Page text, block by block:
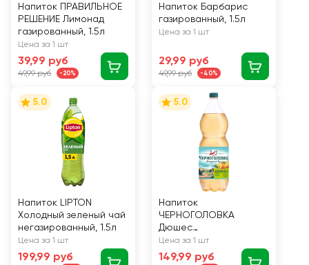
Напиток ПРАВИЛЬНОЕ
РЕШЕНИЕ Лимонад
газированный, 1.5л
Цена за 1 шт
39,99 руб
49,99 руб -20%
Напиток Барбарис
газированный, 1.5л
Цена за 1 шт
29,99 руб
49,99 руб -40%
5.0
Напиток LIPTON
Холодный зеленый чай
негазированный, 1.5л
Цена за 1 шт
199,99 руб
5.0
Напиток
ЧЕРНОГОЛОВКА
Дюшес
сильногазированный,
2л
Цена за 1 шт
149,99 руб